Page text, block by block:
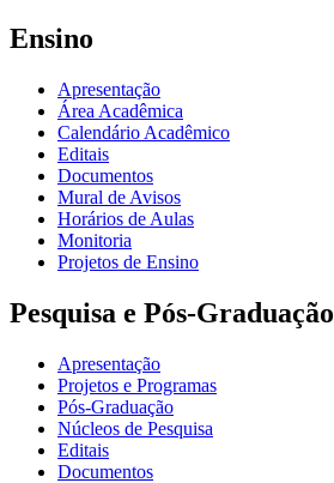
Ensino
Apresentação
Área Acadêmica
Calendário Acadêmico
Editais
Documentos
Mural de Avisos
Horários de Aulas
Monitoria
Projetos de Ensino
Pesquisa e Pós-Graduação
Apresentação
Projetos e Programas
Pós-Graduação
Núcleos de Pesquisa
Editais
Documentos